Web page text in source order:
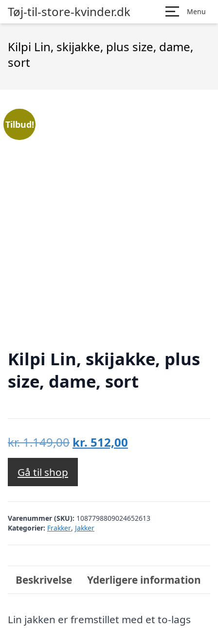
Tøj-til-store-kvinder.dk Menu
Kilpi Lin, skijakke, plus size, dame,
sort
Tilbud!
Kilpi Lin, skijakke, plus
size, dame, sort
kr.1.149,00 Den
oprindelige
var:
kr. 1.149,00.
kr. 512,00
kr. 512,00.
Gå til shop
Varenummer (SKU): 1087798809024652613
Kategorier: Frakker, Jakker
Beskrivelse Yderligere information
Lin jakken er fremstillet med et to-lags